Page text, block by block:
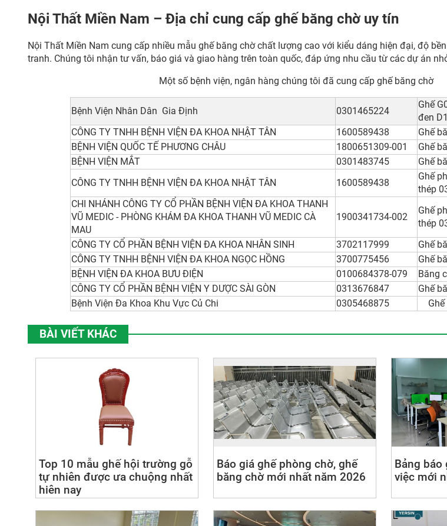
Nội Thất Miền Nam – Địa chỉ cung cấp ghế băng chờ uy tín
Nội Thất Miền Nam cung cấp nhiều mẫu ghế băng chờ chất lượng cao với kiểu dáng hiện đại, độ
tranh. Chúng tôi nhận tư vấn, báo giá và giao hàng trên toàn quốc, đáp ứng nhu cầu từ các dự án
Một số bệnh viện, ngân hàng chúng tôi đã cung cấp ghế băng chờ
Bệnh Viện Nhân Dân Gia Định 0301465224
Ghế
đen
CÔNG TY TNHH BỆNH VIỆN ĐA KHOA NHẬT TÂN
1600589438
Ghế
BỆNH VIỆN QUỐC TẾ PHƯƠNG CHÂU
1800651309-001
Ghế
BỆNH VIỆN MẮT
0301483745
Ghế
CÔNG TY TNHH BỆNH VIỆN ĐA KHOA NHẬT TÂN
1600589438
Ghế
thép
CHI NHÁNH CÔNG TY CỔ PHẦN BỆNH VIỆN ĐA KHOA THANH
VŨ MEDIC - PHÒNG KHÁM ĐA KHOA THANH VŨ MEDIC CÀ
MAU
1900341734-002
Ghế
thép
CÔNG TY CỔ PHẦN BỆNH VIỆN ĐA KHOA NHÂN SINH
3702117999
Ghế
CÔNG TY TNHH BỆNH VIỆN ĐA KHOA NGỌC HỒNG
3700775456
Ghế
BỆNH VIỆN ĐA KHOA BƯU ĐIỆN
0100684378-079
Băng
CÔNG TY CỔ PHẦN BỆNH VIỆN Y DƯỢC SÀI GÒN
0313676847
Ghế
Bệnh Viện Đa Khoa Khu Vực Củ Chi
0305468875
BÀI VIẾT KHÁC
Top 10 mẫu ghế hội trường gỗ
tự nhiên được ưa chuộng nhất
hiên nay
Báo giá ghế phòng chờ, ghế
băng chờ mới nhất năm 2026
Bảng báo
việc mới